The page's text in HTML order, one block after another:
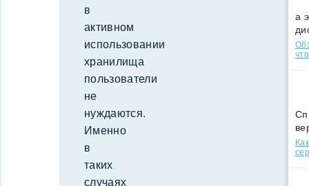
в
активном
использовании
хранилища
пользователи
не
нуждаются.
Именно
в
таких
случаях
а